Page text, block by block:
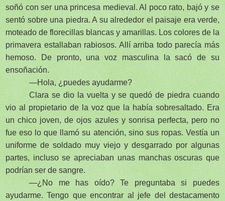
soñó con ser una princesa medieval. Al poco rato, bajó y se
sentó sobre una piedra. A su alrededor el paisaje era verde,
moteado de florecillas blancas y amarillas. Los colores de la
primavera estallaban rabiosos. Allí arriba todo parecía más
hemoso. De pronto, una voz masculina la sacó de su
ensoñación.
—Hola, ¿puedes ayudarme?
Clara se dio la vuelta y se quedó de piedra cuando
vio al propietario de la voz que la había sobresaltado. Era
un chico joven, de ojos azules y sonrisa perfecta, pero no
fue eso lo que llamó su atención, sino sus ropas. Vestía un
uniforme de soldado muy viejo y desgarrado por algunas
partes, incluso se apreciaban unas manchas oscuras que
podrían ser de sangre.
—¿No me has oído? Te preguntaba si puedes
ayudarme. Tengo que encontrar al jefe del destacamento